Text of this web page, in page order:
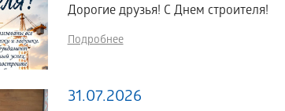
Дорогие друзья! С Днем строителя!
Подробнее
31.07.2026